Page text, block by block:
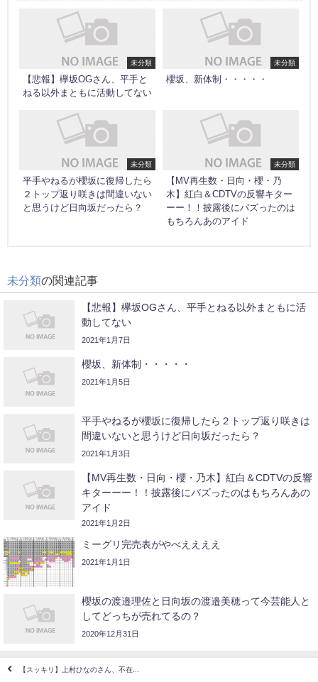
未分類
【悲報】欅坂OGさん、平手と
ねる以外まともに活動してない
未分類
櫻坂、新体制・・・・・
未分類
平手やねるが櫻坂に復帰したら
２トップ返り咲きは間違いない
と思うけど日向坂だったら？
未分類
【MV再生数・日向・櫻・乃
木】紅白＆CDTVの反響キター
ーー！！披露後にバズったのは
もちろんあのアイド
未分類の関連記事
【悲報】欅坂OGさん、平手とねる以外まともに活
動してない
2021年1月7日
櫻坂、新体制・・・・・
2021年1月5日
平手やねるが櫻坂に復帰したら２トップ返り咲きは
間違いないと思うけど日向坂だったら？
2021年1月3日
【MV再生数・日向・櫻・乃木】紅白＆CDTVの反響
キターーー！！披露後にバズったのはもちろんあの
アイド
2021年1月2日
ミーグリ完売表がやべええええ
2021年1月1日
櫻坂の渡邉理佐と日向坂の渡邉美穂って今芸能人と
してどっちが売れてるの？
2020年12月31日
【スッキリ】上村ひなのさん、不在...